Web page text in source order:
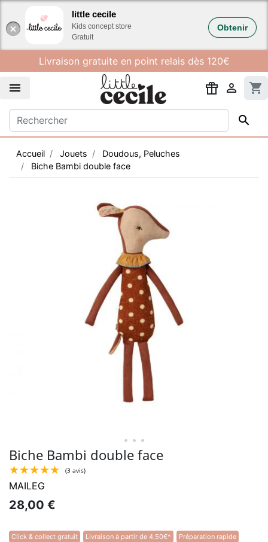
little cecile
Kids concept store
Gratuit
Obtenir
Livraison gratuite en point relais dès 120€
  shopping_cart

Accueil Jouets
Doudous, Peluches
Biche Bambi double face
• • •
Biche Bambi double face
MAILEG
28,00 €
Click & collect gratuit Livraison à partir de 4,50€* Préparation rapide